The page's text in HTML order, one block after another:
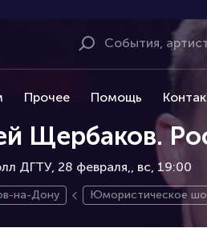
Прочее Помощь
Щербаков.
ДГТУ, 28 февраля, вс, 19:00
на-Дону Юмористическое